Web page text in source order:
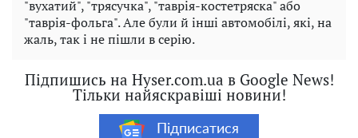
"вухатий", "трясучка", "таврія-костетряска" або
"таврія-фольга". Але були й інші автомобілі, які, на
жаль, так і не пішли в серію.
Підпишись на Hyser.com.ua в Google News!
Тільки найяскравіші новини!
Підписатися